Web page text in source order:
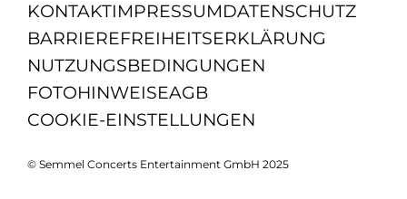
KONTAKTIMPRESSUMDATENSCHUTZ
BARRIEREFREIHEITSERKLÄRUNG
NUTZUNGSBEDINGUNGEN
FOTOHINWEISEAGB
COOKIE-EINSTELLUNGEN
© Semmel Concerts Entertainment GmbH 2025